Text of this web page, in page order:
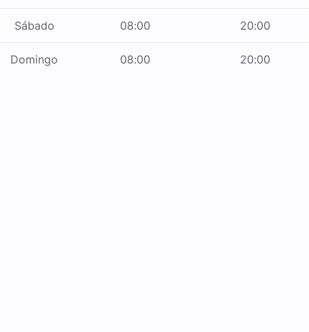
Sábado 08:00 20:00
Domingo 08:00 20:00